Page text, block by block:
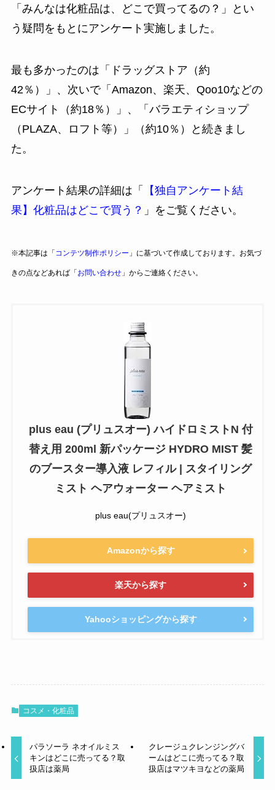
「みんなは化粧品は、どこで買ってるの？」とい
う疑問をもとにアンケート実施しました。
最も多かったのは「ドラッグストア（約
42％）」、次いで「Amazon、楽天、Qoo10などの
ECサイト（約18％）」、「バラエティショップ
（PLAZA、ロフト等）」（約10％）と続きまし
た。
アンケート結果の詳細は「
【独自アンケート結
果】化粧品はどこで買う？ 」をご覧ください。
※本記事は「 コンテツ制作ポリシー 」に基づいて作成しております。お気づ
きの点などあれば「お問い合わせ」からご連絡ください。
plus eau (プリュスオー) ハイドロミストN 付
替え用 200ml 新パッケージ HYDRO MIST 髪
のブースター導入液 レフィル | スタイリング
ミスト ヘアウォーター ヘアミスト
plus eau(プリュスオー)
Amazonから探す
楽天から探す
Yahooショッピングから探す
コスメ・化粧品
パラソーラ ネオイルミス
キンはどこに売ってる？取
扱店は薬局
クレージュクレンジングバ
ームはどこに売ってる？取
扱店はマツキヨなどの薬局